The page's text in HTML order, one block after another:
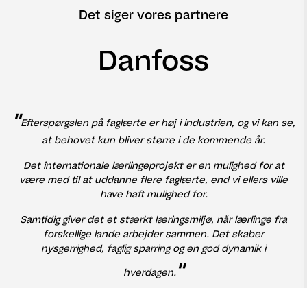
Det siger vores partnere
Danfoss
"Efterspørgslen på faglærte er høj i industrien, og vi kan se,
at behovet kun bliver større i de kommende år.
Det internationale lærlingeprojekt er en mulighed for at
være med til at uddanne flere faglærte, end vi ellers ville
have haft mulighed for.
Samtidig giver det et stærkt læringsmiljø, når lærlinge fra
forskellige lande arbejder sammen. Det skaber
nysgerrighed, faglig sparring og en god dynamik i
hverdagen."